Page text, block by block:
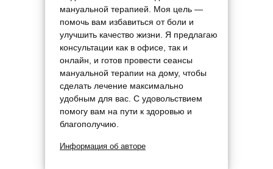
мануальной терапией. Моя цель —
помочь вам избавиться от боли и
улучшить качество жизни. Я предлагаю
консультации как в офисе, так и
онлайн, и готов провести сеансы
мануальной терапии на дому, чтобы
сделать лечение максимально
удобным для вас. С удовольствием
помогу вам на пути к здоровью и
благополучию.
Информация об авторе